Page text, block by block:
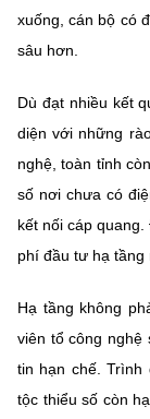
xuống, cán bộ có
sâu hơn.
Dù đạt nhiều kết
diện với những
nghệ, toàn tỉnh
số nơi chưa có
kết nối cáp
phí đầu tư hạ tầng
Hạ tầng không
viên tổ công nghệ
tin hạn chế. Trình
tộc thiểu số còn